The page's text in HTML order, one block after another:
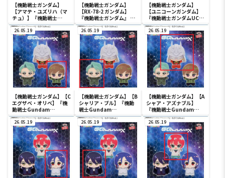
【機動戦士ガンダム】
【アマテ・ユズリハ（マ
チュ）】『機動戦士
Gundam
GQuuuuuuX』 アマテ・
ユズリハ（マチュ）＆ハ
ロ フィギュア エンディン
グ ver.
【機動戦士ガンダム】
【RX-78-2 ガンダム】
『機動戦士ガンダム』 限
械突破 RX-78-2 ガンダム
【機動戦士ガンダム】
【ユニコーンガンダム】
『機動戦士ガンダムUC』
胸像センサーライトーユ
ニコーンガンダム(デスト
ロイモード 最終決戦仕
様)-
26.05.19
【機動戦士ガンダム】【C
エグザベ・オリベ】『機
動戦士Gundam
GQuuuuuuX』 ちびぐる
みvol.2
26.05.19
【機動戦士ガンダム】【B
シャリア・ブル】『機動
戦士Gundam
GQuuuuuuX』 ちびぐる
みvol.2
26.05.19
【機動戦士ガンダム】【A
シャア・アズナブル】
『機動戦士Gundam
GQuuuuuuX』 ちびぐる
みvol.2
26.05.19 26.05.19 26.05.19